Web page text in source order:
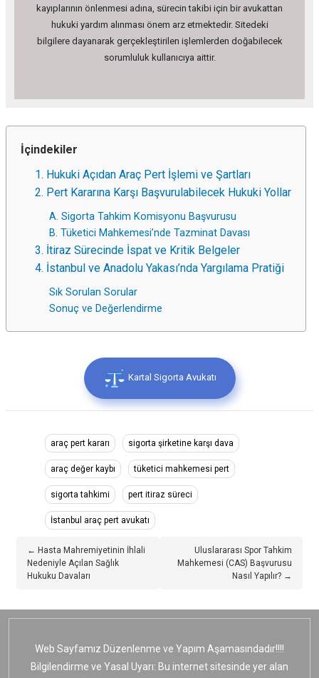
kayıplarının önlenmesi adına, sürecin takibi için bir avukattan
hukuki yardım alınması önem arz etmektedir. Sitedeki
bilgilere dayanarak gerçekleştirilen işlemlerden doğabilecek
sorumluluk kullanıcıya aittir.
İçindekiler
1. Hukuki Açıdan Araç Pert İşlemi ve Şartları
2. Pert Kararına Karşı Başvurulabilecek Hukuki Yollar
A. Sigorta Tahkim Komisyonu Başvurusu
B. Tüketici Mahkemesi’nde Tazminat Davası
3. İtiraz Sürecinde İspat ve Kritik Belgeler
4. İstanbul ve Anadolu Yakası’nda Yargılama Pratiği
Sık Sorulan Sorular
Sonuç ve Değerlendirme
Kartal Sigorta Avukatı
araç pert kararı sigorta şirketine karşı dava
araç değer kaybı tüketici mahkemesi pert
sigorta tahkimi pert itiraz süreci
İstanbul araç pert avukatı
← Hasta Mahremiyetinin İhlali
Nedeniyle Açılan Sağlık
Hukuku Davaları
Uluslararası Spor Tahkim
Mahkemesi (CAS) Başvurusu
Nasıl Yapılır? →
Web Sayfamız Düzenlenme ve Yapım Aşamasındadır!!!!
Bilgilendirme ve Yasal Uyarı: Bu internet sitesinde yer alan